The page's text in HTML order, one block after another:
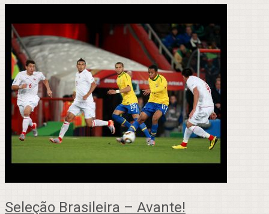
Seleção Brasileira – Avante!